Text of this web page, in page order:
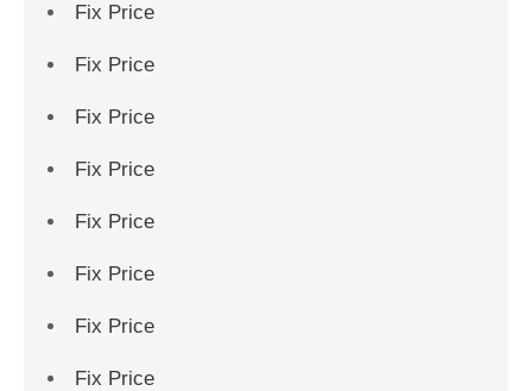
Fix Price
Fix Price
Fix Price
Fix Price
Fix Price
Fix Price
Fix Price
Fix Price